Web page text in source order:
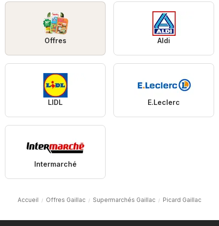
Offres Aldi
LIDL E.Leclerc
Intermarché
Accueil Offres Gaillac Supermarchés Gaillac Picard Gaillac